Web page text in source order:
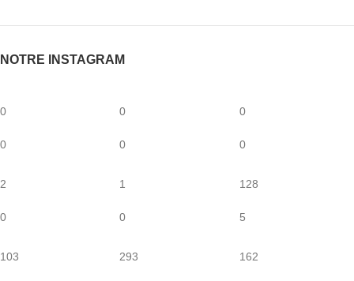
NOTRE INSTAGRAM
0
0
0
0
0
0
2
0
1
0
128
5
103 293 162